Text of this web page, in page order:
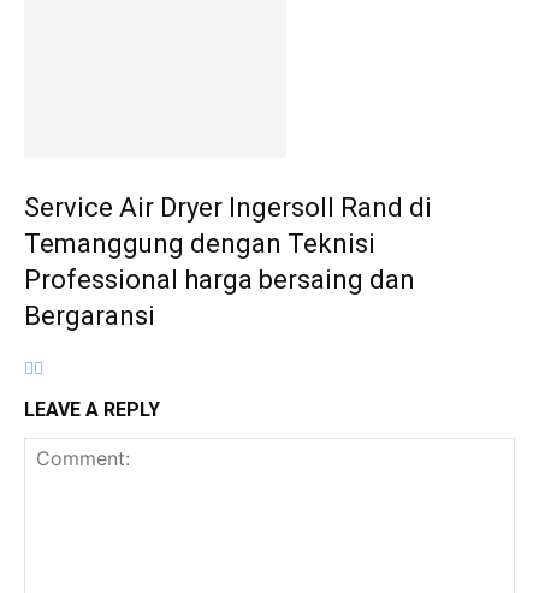
Service Air Dryer Ingersoll Rand di
Temanggung dengan Teknisi
Professional harga bersaing dan
Bergaransi
LEAVE A REPLY